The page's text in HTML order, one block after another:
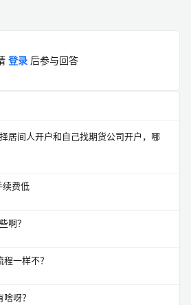
登录 后参与回答
居间人开户和自己找期货公司开户，哪
续费低
啊？
一样不？
呀？